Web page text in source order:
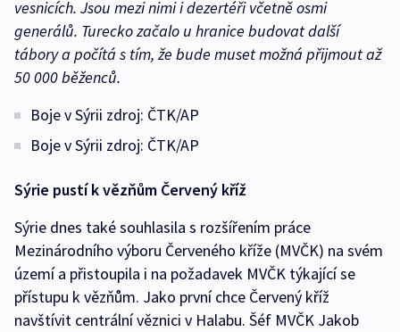
vesnicích. Jsou mezi nimi i dezertéři včetně osmi
generálů. Turecko začalo u hranice budovat další
tábory a počítá s tím, že bude muset možná přijmout až
50 000 běženců.
Boje v Sýrii zdroj: ČTK/AP
Boje v Sýrii zdroj: ČTK/AP
Sýrie pustí k vězňům Červený kříž
Sýrie dnes také souhlasila s rozšířením práce
Mezinárodního výboru Červeného kříže (MVČK) na svém
území a přistoupila i na požadavek MVČK týkající se
přístupu k vězňům. Jako první chce Červený kříž
navštívit centrální věznici v Halabu. Šéf MVČK Jakob